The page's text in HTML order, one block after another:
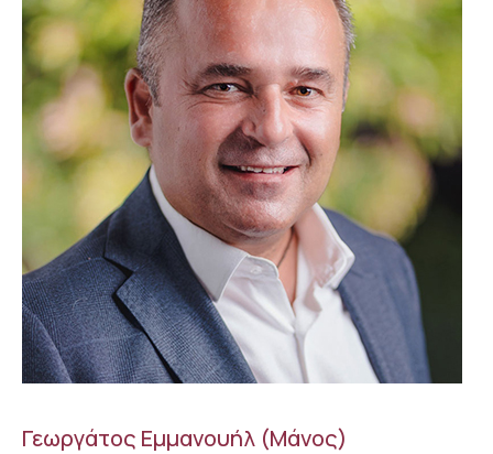
Γεωργάτος Εμμανουήλ (Μάνος)